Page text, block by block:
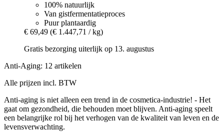
100% natuurlijk
Van gistfermentatieproces
Puur plantaardig
€ 69,49 (€ 1.447,71 / kg)
Gratis bezorging uiterlijk op 13. augustus
Anti-Aging: 12 artikelen
Alle prijzen incl. BTW
Anti-aging is niet alleen een trend in de cosmetica-industrie! - Het
gaat om gezondheid, die behouden moet blijven. Anti-aging speelt
een belangrijke rol bij het verhogen van de kwaliteit van leven en de
levensverwachting.